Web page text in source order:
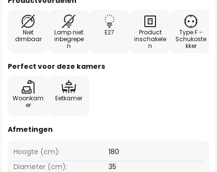
Niet
dimbaar
Lamp niet
inbegrepe
n
E27
Product
inschakele
n
Type F -
Schukoste
kker
Perfect voor deze kamers
Woonkam
er
Eetkamer
Afmetingen
Hoogte (cm):
180
Diameter (cm):
35